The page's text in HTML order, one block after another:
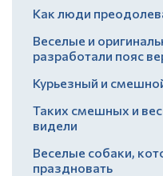
Как люди
Веселые и
разработали пояс
Курьезный и
Таких смешных и
видели
Веселые собаки,
праздновать